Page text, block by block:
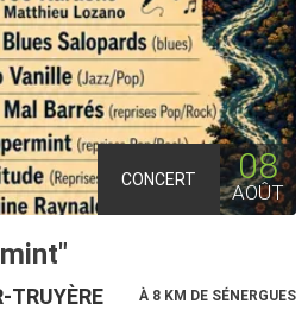
CONCERT 08
AOÛT
TRUYÈRE À 8 KM DE SÉNERGUES